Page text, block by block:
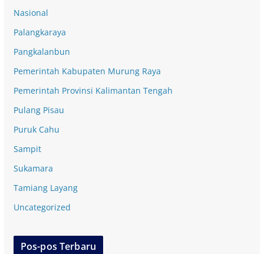
Nasional
Palangkaraya
Pangkalanbun
Pemerintah Kabupaten Murung Raya
Pemerintah Provinsi Kalimantan Tengah
Pulang Pisau
Puruk Cahu
Sampit
Sukamara
Tamiang Layang
Uncategorized
Pos-pos Terbaru